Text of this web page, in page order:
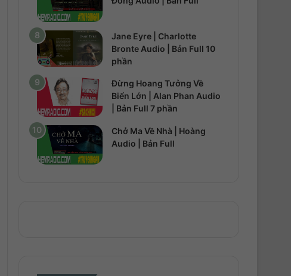
Jane Eyre | Charlotte
Bronte Audio | Bản Full 10
phần
Đừng Hoang Tưởng Về
Biển Lớn | Alan Phan Audio
| Bản Full 7 phần
Chở Ma Về Nhà | Hoàng
Audio | Bản Full